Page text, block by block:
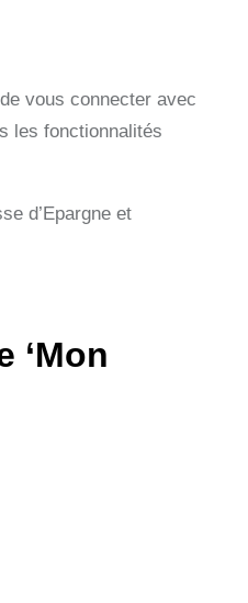
vous connecter avec
les fonctionnalités
d’Epargne et
‘Mon